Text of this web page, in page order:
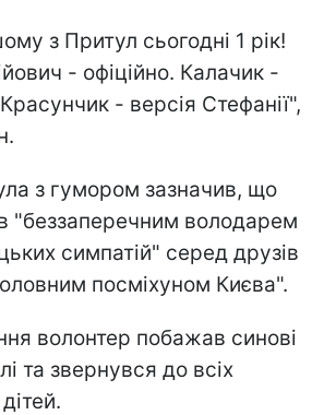
з Притул сьогодні 1 рік!
- офіційно. Калачик -
- версія Стефанії",
з гумором зазначив, що
"беззаперечним володарем
симпатій" серед друзів
посміхуном Києва".
волонтер побажав синові
та звернувся до всіх